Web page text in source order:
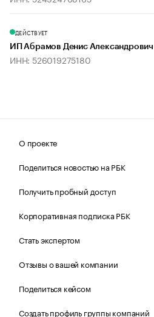
ДЕЙСТВУЕТ
ИП Абрамов Денис Александрович
ИНН: 526019275180
О проекте
Поделиться новостью на РБК
Получить пробный доступ
Корпоративная подписка РБК
Стать экспертом
Отзывы о вашей компании
Поделиться кейсом
Создать профиль группы компаний